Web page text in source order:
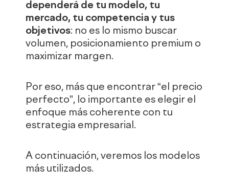
dependerá de tu modelo, tu
mercado, tu competencia y tus
objetivos: no es lo mismo buscar
volumen, posicionamiento premium o
maximizar margen.
Por eso, más que encontrar “el precio
perfecto”, lo importante es elegir el
enfoque más coherente con tu
estrategia empresarial.
A continuación, veremos los modelos
más utilizados.